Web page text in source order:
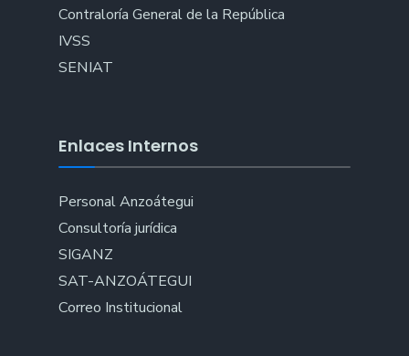
Contraloría General de la República
IVSS
SENIAT
Enlaces Internos
Personal Anzoátegui
Consultoría jurídica
SIGANZ
SAT-ANZOÁTEGUI
Correo Institucional